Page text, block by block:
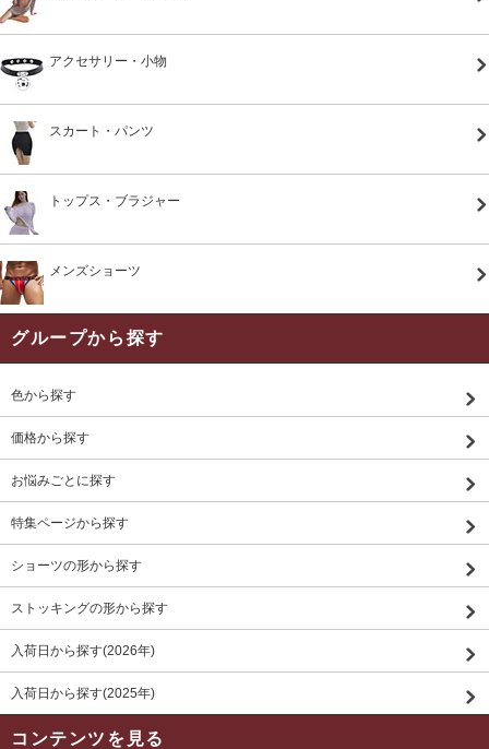
アクセサリー・小物
スカート・パンツ
トップス・ブラジャー
メンズショーツ
グループから探す
色から探す
価格から探す
お悩みごとに探す
特集ページから探す
ショーツの形から探す
ストッキングの形から探す
入荷日から探す(2026年)
入荷日から探す(2025年)
コンテンツを見る